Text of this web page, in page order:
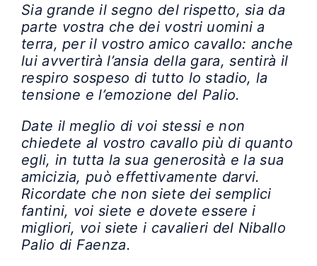
Sia grande il segno del rispetto, sia da
parte vostra che dei vostri uomini a
terra, per il vostro amico cavallo: anche
lui avvertirà l’ansia della gara, sentirà il
respiro sospeso di tutto lo stadio, la
tensione e l’emozione del Palio.
Date il meglio di voi stessi e non
chiedete al vostro cavallo più di quanto
egli, in tutta la sua generosità e la sua
amicizia, può effettivamente darvi.
Ricordate che non siete dei semplici
fantini, voi siete e dovete essere i
migliori, voi siete i cavalieri del Niballo
Palio di Faenza.